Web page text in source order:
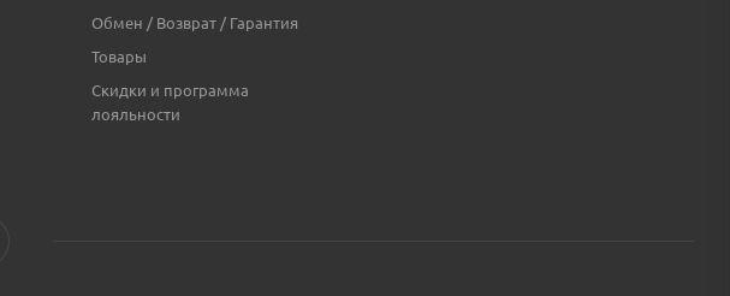
Обмен / Возврат / Гарантия
Товары
Скидки и программа
лояльности